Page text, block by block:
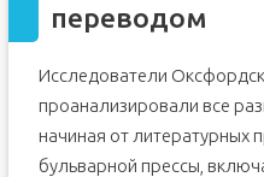
переводом
Исследователи
проанализировали все
начиная от литературных
бульварной прессы,